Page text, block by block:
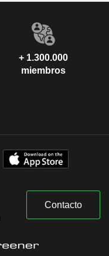
+ 1.300.000
miembros
Contacto